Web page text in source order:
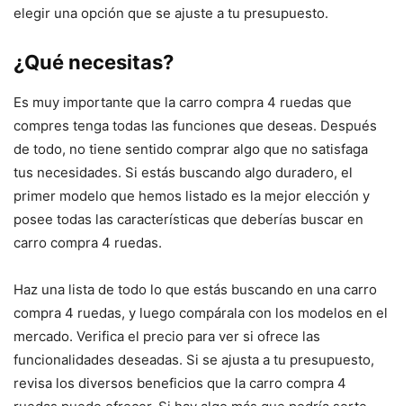
elegir una opción que se ajuste a tu presupuesto.
¿Qué necesitas?
Es muy importante que la carro compra 4 ruedas que
compres tenga todas las funciones que deseas. Después
de todo, no tiene sentido comprar algo que no satisfaga
tus necesidades. Si estás buscando algo duradero, el
primer modelo que hemos listado es la mejor elección y
posee todas las características que deberías buscar en
carro compra 4 ruedas.
Haz una lista de todo lo que estás buscando en una carro
compra 4 ruedas, y luego compárala con los modelos en el
mercado. Verifica el precio para ver si ofrece las
funcionalidades deseadas. Si se ajusta a tu presupuesto,
revisa los diversos beneficios que la carro compra 4